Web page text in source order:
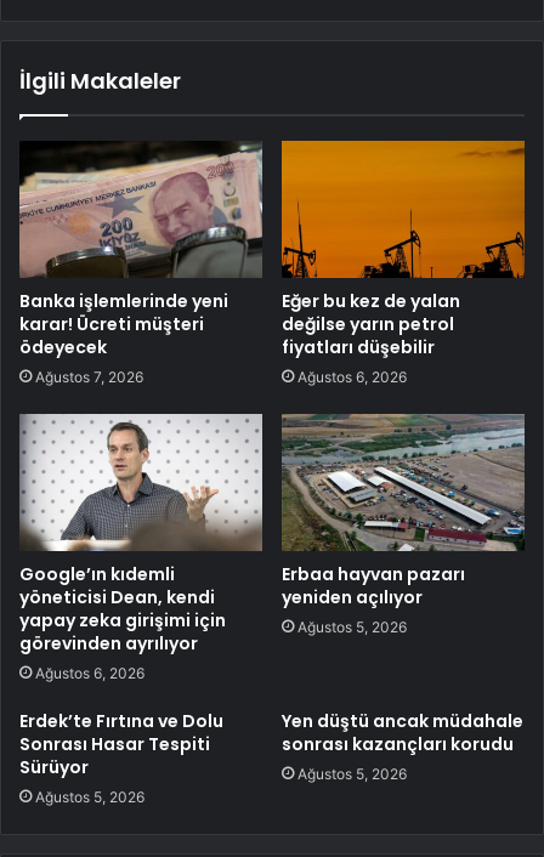
İlgili Makaleler
Banka işlemlerinde yeni
karar! Ücreti müşteri
ödeyecek
Ağustos 7, 2026
Eğer bu kez de yalan
değilse yarın petrol
fiyatları düşebilir
Ağustos 6, 2026
Google’ın kıdemli
yöneticisi Dean, kendi
yapay zeka girişimi için
görevinden ayrılıyor
Ağustos 6, 2026
Erbaa hayvan pazarı
yeniden açılıyor
Ağustos 5, 2026
Erdek’te Fırtına ve Dolu
Sonrası Hasar Tespiti
Sürüyor
Ağustos 5, 2026
Yen düştü ancak müdahale
sonrası kazançları korudu
Ağustos 5, 2026